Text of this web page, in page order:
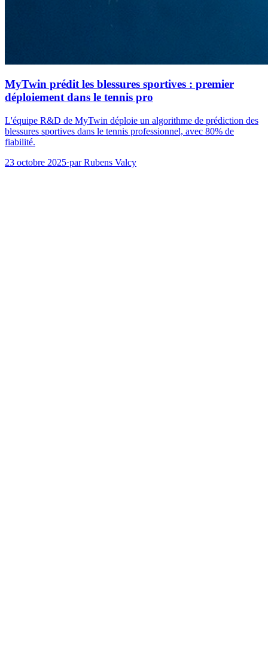
MyTwin prédit les blessures sportives : premier
déploiement dans le tennis pro
L'équipe R&D de MyTwin déploie un algorithme de prédiction des
blessures sportives dans le tennis professionnel, avec 80% de
fiabilité.
23 octobre 2025·par Rubens Valcy